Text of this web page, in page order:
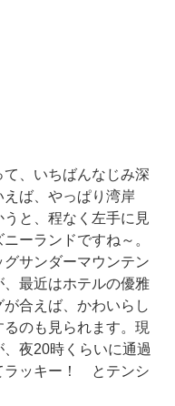
、いちばんなじみ深
ば、やっぱり湾岸
と、程なく左手に見
ーランドですね～。
サンダーマウンテン
最近はホテルの優雅
合えば、かわいらし
のも見られます。現
夜20時くらいに通過
ラッキー！ とテンシ